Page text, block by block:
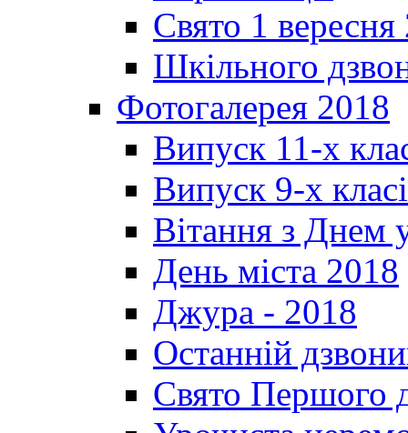
Свято 1 вересня
Шкільного
Фотогалерея 2018
Випуск 11-х
Випуск 9-х
Вітання з Днем
День міста 2018
Джура - 2018
Останній
Свято Першого